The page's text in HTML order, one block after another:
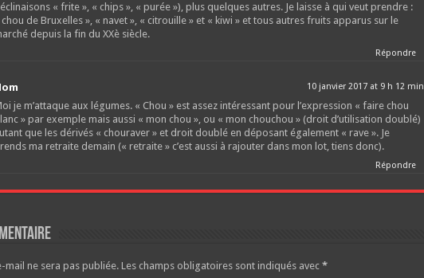
« frite », « chips », « purée »), plus quelques autres. Je laisse à qui veut prendre :
chou de Bruxelles », « navet », « citrouille » et « kiwi » et tous autres fruits apparus sur le
depuis la fin du XXè siècle.
Répondre
10 janvier 2017 at 9 h 12 min
je m’attaque aux légumes. « Chou » est assez intéressant pour l’expression « faire chou
» par exemple mais aussi « mon chou », ou « mon chouchou » (droit d’utilisation doublé)
que les dérivés « chouraver » et droit doublé en déposant également « rave ». Je
ma retraite demain (« retraite » c’est aussi à rajouter dans mon lot, tiens donc).
Répondre
mail ne sera pas publiée. Les champs obligatoires sont indiqués avec *